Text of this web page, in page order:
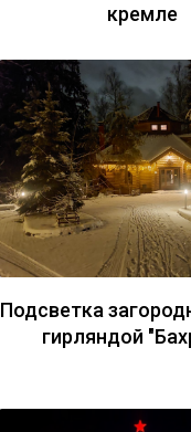
кремле
Подсветка
гирляндой